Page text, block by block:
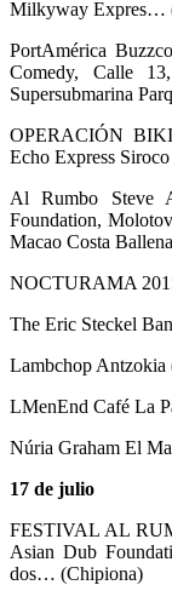
Milkyway Expres…
PortAmérica
Comedy, Calle
Supersubmarina
OPERACIÓN
Echo Express
Al Rumbo Steve
Foundation,
Macao Costa
NOCTURAMA
The Eric Steckel
Lambchop Antzokia
LMenEnd Café La
Núria Graham El
17 de julio
FESTIVAL AL
Asian Dub
dos… (Chipiona)